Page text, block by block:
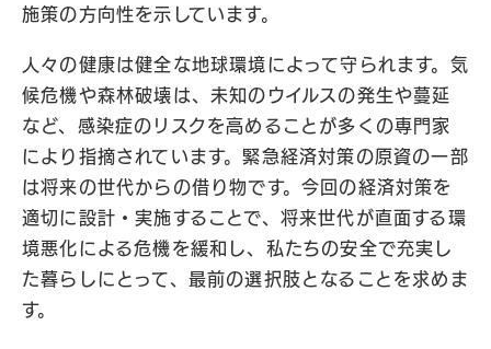
施策の方向性を示しています。
人々の健康は健全な地球環境によって守られます。気
候危機や森林破壊は、未知のウイルスの発生や蔓延
など、感染症のリスクを高めることが多くの専門家
により指摘されています。緊急経済対策の原資の一部
は将来の世代からの借り物です。今回の経済対策を
適切に設計・実施することで、将来世代が直面する環
境悪化による危機を緩和し、私たちの安全で充実し
た暮らしにとって、最前の選択肢となることを求めま
す。